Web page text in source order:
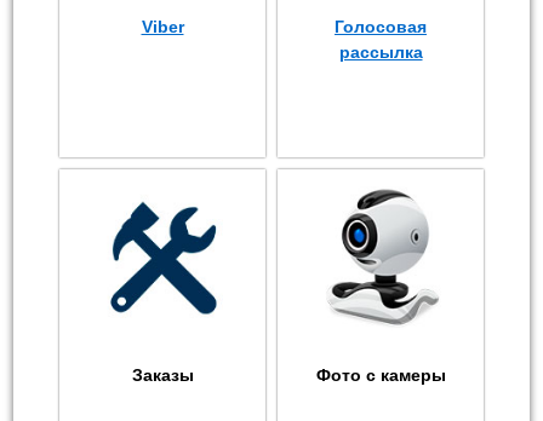
Viber
Голосовая
рассылка
Заказы Фото с камеры